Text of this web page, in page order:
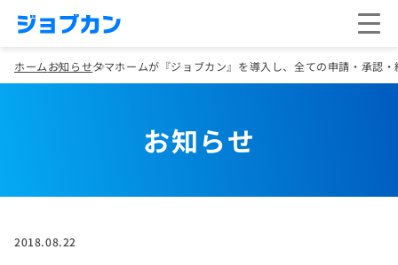
ホームお知らせタマホームが『ジョブカン』を導入し、全ての申請・承認
お知らせ
2018.08.22